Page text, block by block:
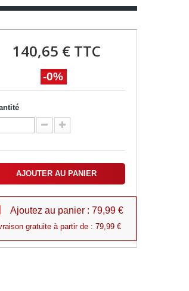
140,65 €TTC
-0%
AJOUTER AU PANIER
Ajoutez au panier : 79,99 €
gratuite à partir de : 79,99 €